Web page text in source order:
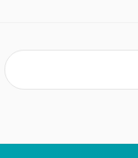
gut ist die